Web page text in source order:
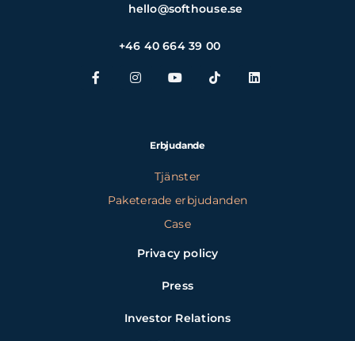
hello@softhouse.se
+46 40 664 39 00
Erbjudande
Tjänster
Paketerade erbjudanden
Case
Privacy policy
Press
Investor Relations